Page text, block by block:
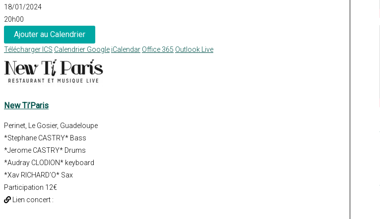
18/01/2024
20h00
Ajouter au Calendrier
Télécharger ICS Calendrier Google iCalendar Office 365 Outlook Live
New Ti’Paris
Perinet, Le Gosier, Guadeloupe
*Stephane CASTRY* Bass
*Jerome CASTRY* Drums
*Audray CLODION* keyboard
*Xav RICHARD’O* Sax
Participation 12€
Lien concert :